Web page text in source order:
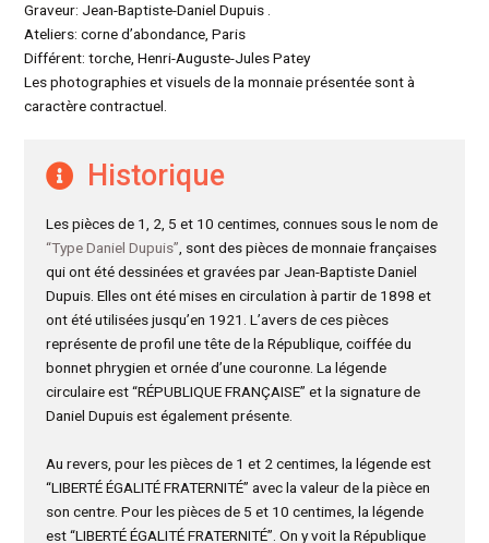
Graveur: Jean-Baptiste-Daniel Dupuis .
Ateliers: corne d’abondance, Paris
Différent: torche, Henri-Auguste-Jules Patey
Les photographies et visuels de la monnaie présentée sont à
caractère contractuel.
Historique
Les pièces de 1, 2, 5 et 10 centimes, connues sous le nom de
“Type Daniel Dupuis” , sont des pièces de monnaie françaises
qui ont été dessinées et gravées par Jean-Baptiste Daniel
Dupuis. Elles ont été mises en circulation à partir de 1898 et
ont été utilisées jusqu’en 1921. L’avers de ces pièces
représente de profil une tête de la République, coiffée du
bonnet phrygien et ornée d’une couronne. La légende
circulaire est “RÉPUBLIQUE FRANÇAISE” et la signature de
Daniel Dupuis est également présente.
Au revers, pour les pièces de 1 et 2 centimes, la légende est
“LIBERTÉ ÉGALITÉ FRATERNITÉ” avec la valeur de la pièce en
son centre. Pour les pièces de 5 et 10 centimes, la légende
est “LIBERTÉ ÉGALITÉ FRATERNITÉ”. On y voit la République